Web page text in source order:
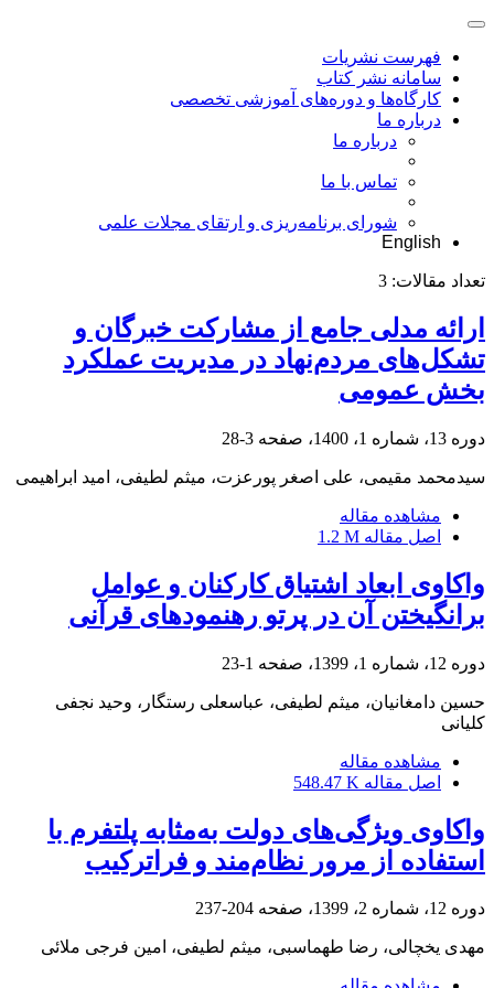
فهرست نشریات
سامانه نشر کتاب
کارگاه‌ها و دوره‌های آموزشی تخصصی
درباره ما
درباره ما
تماس با ما
شورای برنامه‌ریزی و ارتقای مجلات علمی
English
تعداد مقالات: 3
ارائه مدلی جامع از مشارکت خبرگان و
تشکل‌های مردم‌نهاد در مدیریت عملکرد
بخش عمومی
دوره 13، شماره 1، 1400، صفحه 3-28
سیدمحمد مقیمی، علی اصغر پورعزت، میثم لطیفی، امید ابراهیمی
مشاهده مقاله
اصل مقاله 1.2 M
واکاوی ابعاد اشتیاق کارکنان و عوامل
برانگیختن آن در پرتو رهنمودهای قرآنی
دوره 12، شماره 1، 1399، صفحه 1-23
حسین دامغانیان، میثم لطیفی، عباسعلی رستگار، وحید نجفی
کلیانی
مشاهده مقاله
اصل مقاله 548.47 K
واکاوی ویژگی‌های دولت به‌مثابه ‌پلتفرم با
استفاده از مرور نظام‌مند و فراترکیب
دوره 12، شماره 2، 1399، صفحه 204-237
مهدی یخچالی، رضا طهماسبی، میثم لطیفی، امین فرجی ملائی